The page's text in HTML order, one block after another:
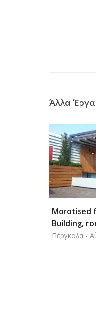
Άλλα Έργα:
Morotised folding
Building, roof-
Πέργκολα - Αίθριο